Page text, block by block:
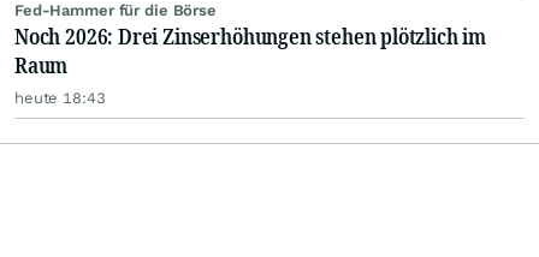
Fed-Hammer für die Börse
Noch 2026: Drei Zinserhöhungen stehen plötzlich im
Raum
heute 18:43